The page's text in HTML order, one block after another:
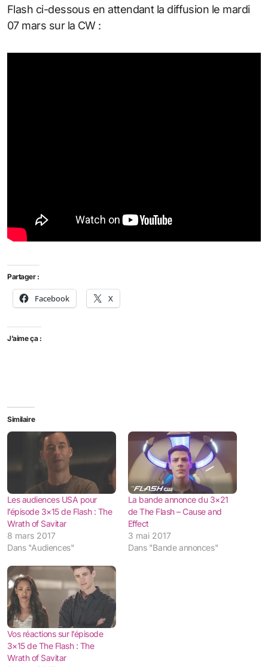
Flash ci-dessous en attendant la diffusion le mardi
07 mars sur la CW :
Partager :
Facebook X
J’aime ça :
Similaire
Les audiences USA pour
l’épisode 3×15 de Flash : The
Wrath of Savitar
8 mars 2017
Dans "Audiences"
La bande annonce du 3×21
de The Flash – Cause and
Effect
3 mai 2017
Dans "Bande annonces"
Vos réactions sur l’épisode
3×15 de The Flash : The
Wrath of Savitar